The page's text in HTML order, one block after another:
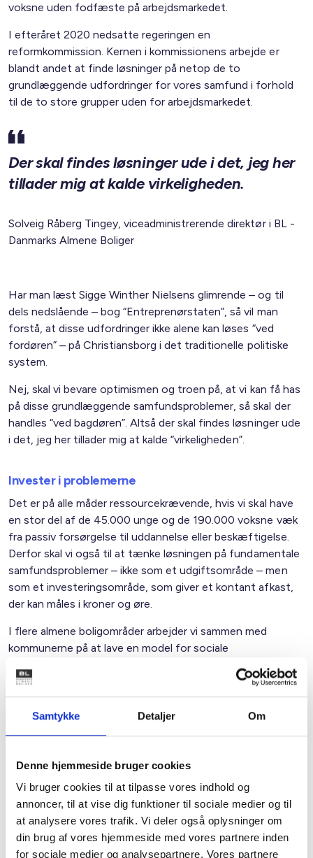
Samtykke Detaljer Om
Denne hjemmeside bruger cookies
Vi bruger cookies til at tilpasse vores indhold og
annoncer, til at vise dig funktioner til sociale medier og til
at analysere vores trafik. Vi deler også oplysninger om
din brug af vores hjemmeside med vores partnere inden
for sociale medier og analysepartnere. Vores partnere
voksne uden fodfæste på arbejdsmarkedet.
I efteråret 2020 nedsatte regeringen en
reformkommission. Kernen i kommissionens arbejde er
blandt andet at finde løsninger på netop de to
grundlæggende udfordringer for vores samfund i forhold
til de to store grupper uden for arbejdsmarkedet.
Der skal findes løsninger ude i det, jeg her
tillader mig at kalde virkeligheden.
Solveig Råberg Tingey, viceadministrerende direktør i BL -
Danmarks Almene Boliger
Har man læst Sigge Winther Nielsens glimrende – og til
dels nedslående – bog “Entreprenørstaten”, så vil man
forstå, at disse udfordringer ikke alene kan løses “ved
fordøren” – på Christiansborg i det traditionelle politiske
system.
Nej, skal vi bevare optimismen og troen på, at vi kan få has
på disse grundlæggende samfundsproblemer, så skal der
handles “ved bagdøren”. Altså der skal findes løsninger ude
i det, jeg her tillader mig at kalde “virkeligheden”.
Invester i problemerne
Det er på alle måder ressourcekrævende, hvis vi skal have
en stor del af de 45.000 unge og de 190.000 voksne væk
fra passiv forsørgelse til uddannelse eller beskæftigelse.
Derfor skal vi også til at tænke løsningen på fundamentale
samfundsproblemer – ikke som et udgiftsområde – men
som et investeringsområde, som giver et kontant afkast,
der kan måles i kroner og øre.
I flere almene boligområder arbejder vi sammen med
kommunerne på at lave en model for sociale
effektinvesteringer. I Kolding arbejdes der f.eks. på at lave
sociale effektinvesteringer for en specifikt udvalgt
målgruppe – ca. 70 borgere, heraf aktivitetsparate
kontanthjælpsmodtagere, borgere på integrationsydelse
m.v.
Hele tanken bag disse former for investeringer er, at
en effekt – altså en målbar økonomisk gevinst eller
besparelse, i tilfælde af, at borgere er kommet i job og
fastholder det.
Potentialerne for lignende modeller er til stede over hele